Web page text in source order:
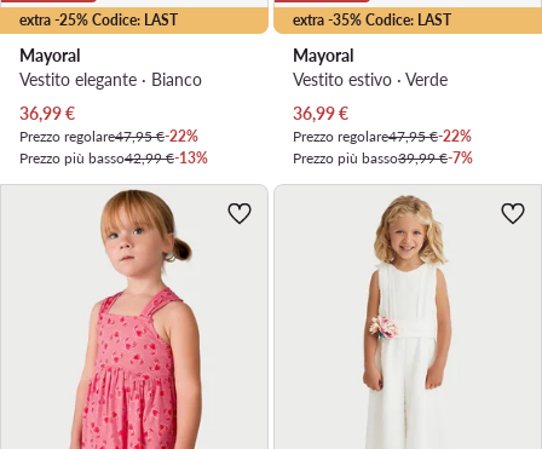
extra -25% Codice: LAST
Mayoral
Vestito elegante · Bianco
Prezzo attuale
36,99€
Prezzo regolare47,95 €-22%
Prezzo più basso42,99 €-13%
extra -35% Codice: LAST
Mayoral
Vestito estivo · Verde
Prezzo attuale
36,99€
Prezzo regolare47,95 €-22%
Prezzo più basso39,99 €-7%